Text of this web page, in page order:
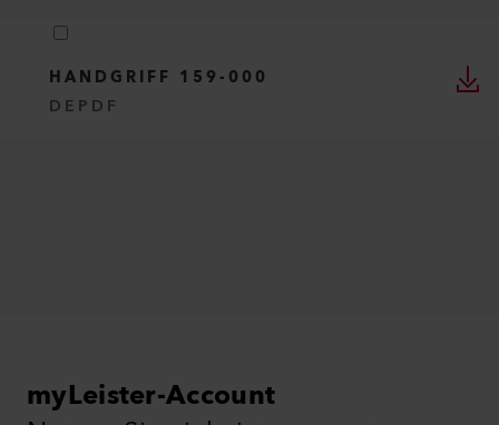
HANDGRIFF 159-000
DE PDF
myLeister-Account